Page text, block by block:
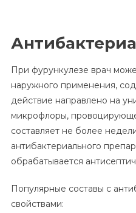
При фурункулезе врач
наружного применения,
действие направлено на
микрофлоры,
составляет не более
антибактериального
обрабатывается
Популярные составы с
свойствами: